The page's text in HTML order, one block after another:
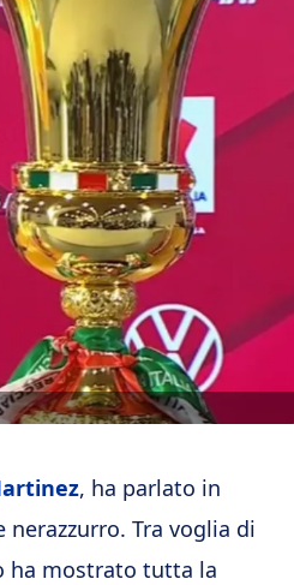
, ha parlato in
Tra voglia di
ha mostrato tutta la